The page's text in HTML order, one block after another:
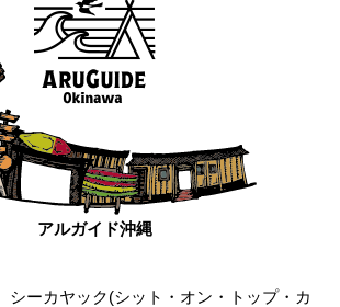
アルガイド沖縄
シーカヤック(シット・オン・トップ・カ